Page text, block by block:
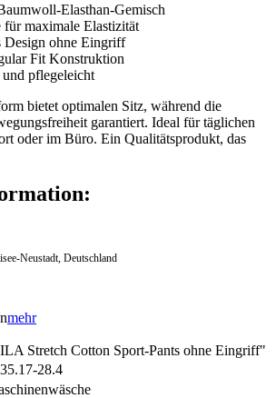
Elasthan-Gemisch
für maximale Elastizität
Design ohne Eingriff
Fit Konstruktion
pflegeleicht
bietet optimalen Sitz, während die
garantiert. Ideal für täglichen
oder im Büro. Ein Qualitätsprodukt, das
Neustadt, Deutschland
mehr
Stretch Cotton Sport-Pants ohne Eingriff"
28.4